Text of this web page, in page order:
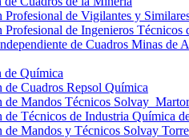
Profesional de Vigilantes y
Profesional de Ingenieros Técnicos
de Cuadros Minas de
de Química
de Cuadros Repsol Química
de Mandos Técnicos
de Técnicos de Industria Química
de Mandos y Técnicos Solvay